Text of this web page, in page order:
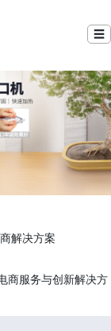
☰
解决方案
商服务与创新解决方